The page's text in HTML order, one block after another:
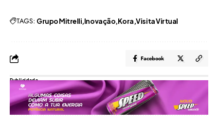
TAGS: Grupo Mitrelli Inovação Kora Visita Virtual
Facebook
Publicidade